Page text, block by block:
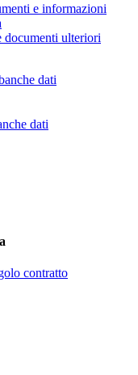
e informazioni
documenti ulteriori
dati
dati
contratto